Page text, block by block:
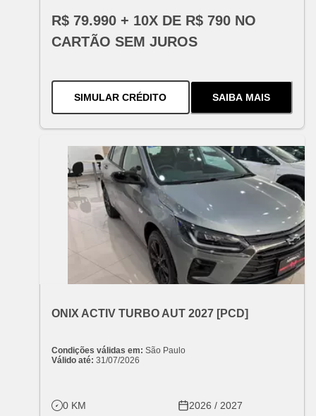
R$ 79.990 + 10X DE R$ 790 NO
CARTÃO SEM JUROS
SIMULAR CRÉDITOPARA O ONIX 1.0 2026
SAIBA MAIS
SOBRE
VARIANT:CHEVROLET
ONIX ACTIV TURBO AUT 2027 [PCD]
Condições válidas em: São Paulo
Válido até: 31/07/2026
0 KM 2026 / 2027